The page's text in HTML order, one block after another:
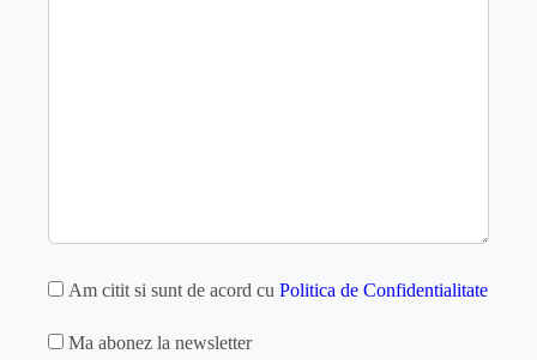
GDPR
Am citit si sunt de acord cu Politica de Confidentialitate
MAILCHIMP
Ma abonez la newsletter